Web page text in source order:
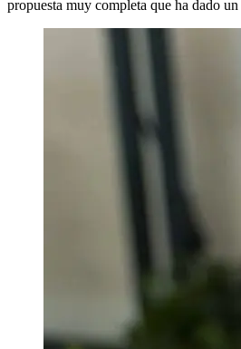
propuesta muy completa que ha dado